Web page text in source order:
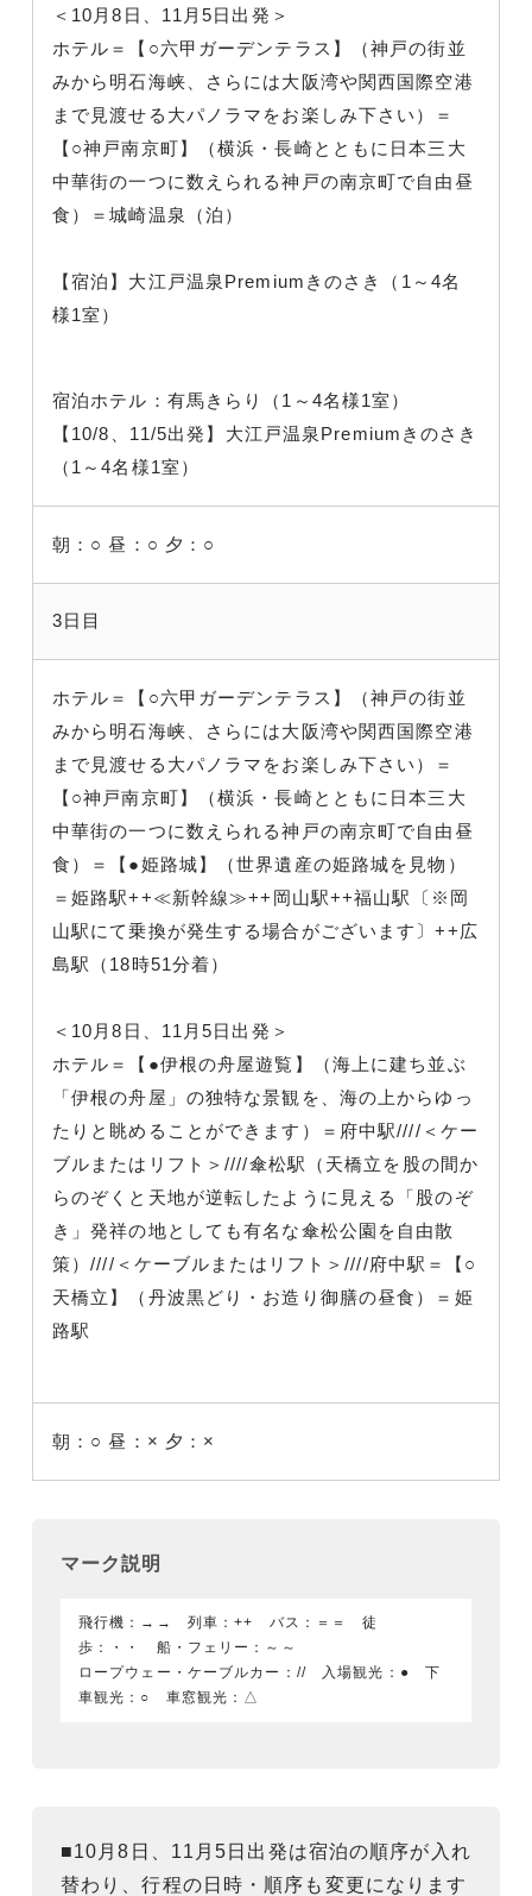
＜10月8日、11月5日出発＞
ホテル＝【○六甲ガーデンテラス】（神戸の街並
みから明石海峡、さらには大阪湾や関西国際空港
まで見渡せる大パノラマをお楽しみ下さい）＝
【○神戸南京町】（横浜・長崎とともに日本三大
中華街の一つに数えられる神戸の南京町で自由昼
食）＝城崎温泉（泊）
【宿泊】大江戸温泉Premiumきのさき（1～4名
様1室）
宿泊ホテル：有馬きらり（1～4名様1室）
【10/8、11/5出発】大江戸温泉Premiumきのさき
（1～4名様1室）
朝：○ 昼：○ 夕：○
3日目
ホテル＝【○六甲ガーデンテラス】（神戸の街並
みから明石海峡、さらには大阪湾や関西国際空港
まで見渡せる大パノラマをお楽しみ下さい）＝
【○神戸南京町】（横浜・長崎とともに日本三大
中華街の一つに数えられる神戸の南京町で自由昼
食）＝【●姫路城】（世界遺産の姫路城を見物）
＝姫路駅++≪新幹線≫++岡山駅++福山駅〔※岡
山駅にて乗換が発生する場合がございます〕++広
島駅（18時51分着）
＜10月8日、11月5日出発＞
ホテル＝【●伊根の舟屋遊覧】（海上に建ち並ぶ
「伊根の舟屋」の独特な景観を、海の上からゆっ
たりと眺めることができます）＝府中駅////＜ケー
ブルまたはリフト＞////傘松駅（天橋立を股の間か
らのぞくと天地が逆転したように見える「股のぞ
き」発祥の地としても有名な傘松公園を自由散
策）////＜ケーブルまたはリフト＞////府中駅＝【○
天橋立】（丹波黒どり・お造り御膳の昼食）＝姫
路駅
朝：○ 昼：× 夕：×
マーク説明
飛行機：→→ 列車：++ バス：＝＝ 徒
歩：・・ 船・フェリー：～～
ロープウェー・ケーブルカー：// 入場観光：● 下
車観光：○ 車窓観光：△
■10月8日、11月5日出発は宿泊の順序が入れ
替わり、行程の日時・順序も変更になります